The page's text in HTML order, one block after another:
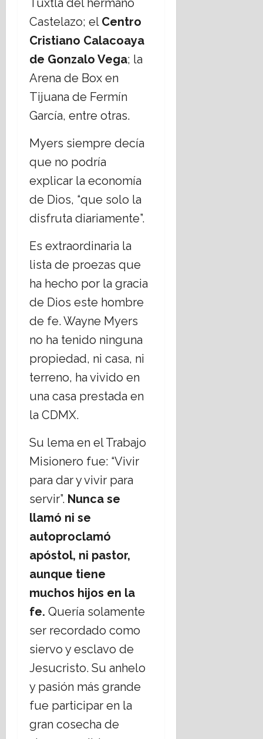
Tuxtla del hermano
Castelazo; el Centro
Cristiano Calacoaya
de Gonzalo Vega; la
Arena de Box en
Tijuana de Fermín
García, entre otras.
Myers siempre decía
que no podría
explicar la economía
de Dios, “que solo la
disfruta diariamente”.
Es extraordinaria la
lista de proezas que
ha hecho por la gracia
de Dios este hombre
de fe. Wayne Myers
no ha tenido ninguna
propiedad, ni casa, ni
terreno, ha vivido en
una casa prestada en
la CDMX.
Su lema en el Trabajo
Misionero fue: “Vivir
para dar y vivir para
servir”. Nunca se
llamó ni se
autoproclamó
apóstol, ni pastor,
aunque tiene
muchos hijos en la
fe. Quería solamente
ser recordado como
siervo y esclavo de
Jesucristo. Su anhelo
y pasión más grande
fue participar en la
gran cosecha de